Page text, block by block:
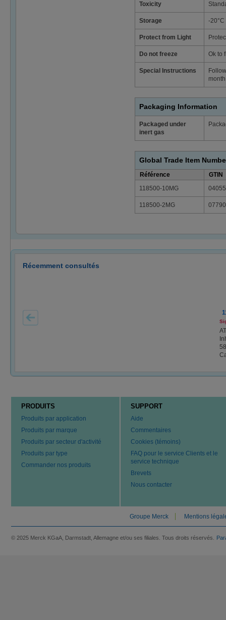
Toxicity
Storage -20°C
Protect from Light
Do not freeze Ok to
Special Instructions
Packaging Information
Packaged under
inert gas
Global Trade Item
Référence
GTIN
118500-10MG
118500-2MG
Récemment consultés
PRODUITS
Produits par application
Produits par marque
Produits par secteur d'activité
Produits par type
Commander nos produits
SUPPORT
Aide
Commentaires
Cookies (témoins)
FAQ pour le service Clients et le
service technique
Brevets
Nous contacter
Groupe Merck Mentions
© 2025 Merck KGaA, Darmstadt, Allemagne et/ou ses filiales. Tous droits réservés.